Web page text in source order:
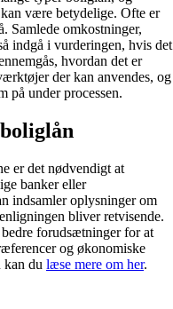
være betydelige. Ofte er
Samlede omkostninger,
indgå i vurderingen, hvis det
hvordan det er
der kan anvendes, og
under processen.
er det nødvendigt at
banker eller
indsamler oplysninger om
bliver retvisende.
forudsætninger for at
og økonomiske
kan du læse mere om her.